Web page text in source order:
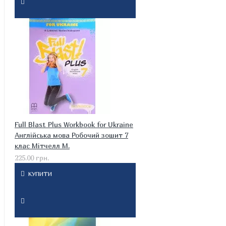
Full Blast Plus Workbook for Ukraine
Англійська мова Робочий зошит 7
клас Мітчелл М.
225.00 грн.
КУПИТИ